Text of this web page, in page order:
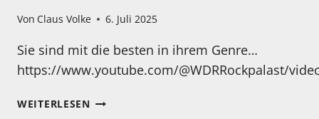
Von Claus Volke 6. Juli 2025
Sie sind mit die besten in ihrem Genre…
https://www.youtube.com/@WDRRockpalast/
WEITERLESENDIE